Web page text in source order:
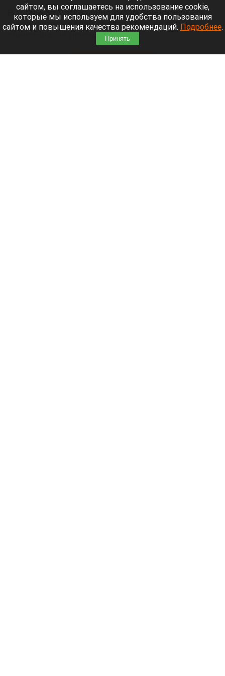
В Горно-Алтайске перед судом предстанет
руководитель одной из автошкол: по версии
следствия, он присвоил деньги,
воспользовавшись полномочиями.
сайтом, вы соглашаетесь на использование cookie,
которые мы используем для удобства пользования
сайтом и повышения качества рекомендаций. Подробнее.
Принять